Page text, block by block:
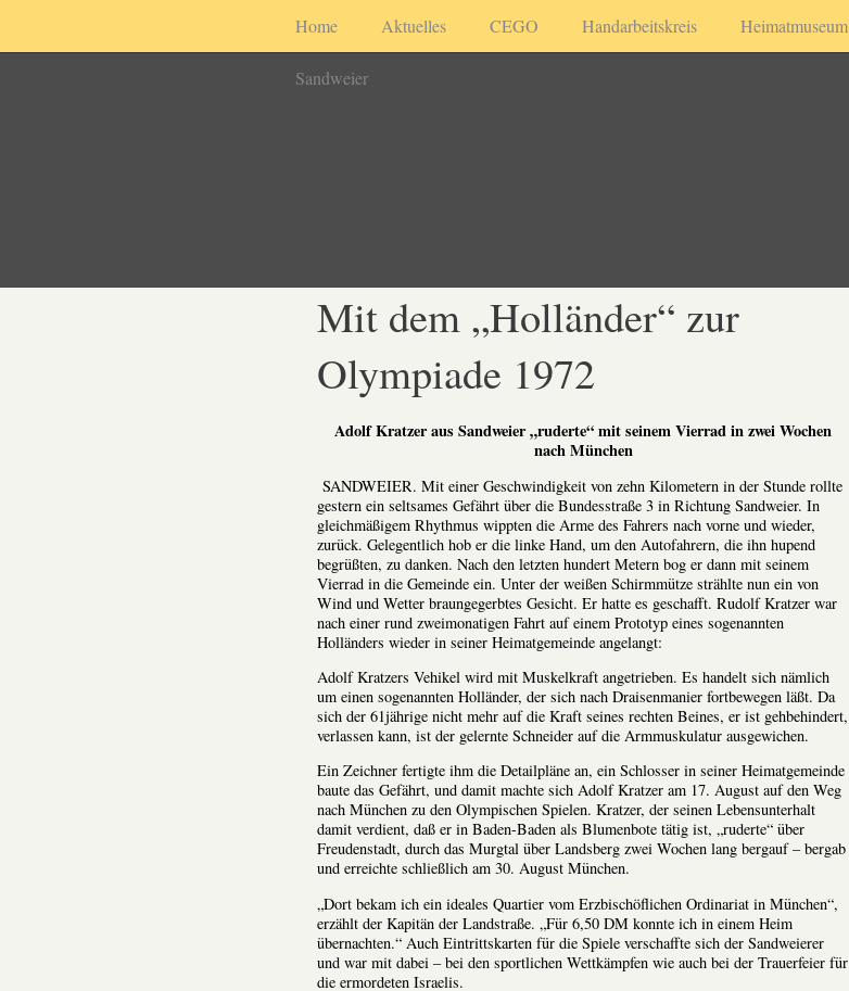
Home Aktuelles CEGO Handarbeitskreis Heimatmuseum
Sandweier
Mit dem „Holländer“ zur
Olympiade 1972
Adolf Kratzer aus Sandweier „ruderte“ mit seinem Vierrad in zwei Wochen
nach München
SANDWEIER. Mit einer Geschwindigkeit von zehn Kilometern in der Stunde rollte
gestern ein seltsames Gefährt über die Bundesstraße 3 in Richtung Sandweier. In
gleichmäßigem Rhythmus wippten die Arme des Fahrers nach vorne und wieder,
zurück. Gelegentlich hob er die linke Hand, um den Autofahrern, die ihn hupend
begrüßten, zu danken. Nach den letzten hundert Metern bog er dann mit seinem
Vierrad in die Gemeinde ein. Unter der weißen Schirmmütze strählte nun ein von
Wind und Wetter braungegerbtes Gesicht. Er hatte es geschafft. Rudolf Kratzer war
nach einer rund zweimonatigen Fahrt auf einem Prototyp eines sogenannten
Holländers wieder in seiner Heimatgemeinde angelangt:
Adolf Kratzers Vehikel wird mit Muskelkraft angetrieben. Es handelt sich nämlich
um einen sogenannten Holländer, der sich nach Draisenmanier fortbewegen läßt. Da
sich der 61jährige nicht mehr auf die Kraft seines rechten Beines, er ist gehbehindert,
verlassen kann, ist der gelernte Schneider auf die Armmuskulatur ausgewichen.
Ein Zeichner fertigte ihm die Detailpläne an, ein Schlosser in seiner Heimatgemeinde
baute das Gefährt, und damit machte sich Adolf Kratzer am 17. August auf den Weg
nach München zu den Olympischen Spielen. Kratzer, der seinen Lebensunterhalt
damit verdient, daß er in Baden-Baden als Blumenbote tätig ist, „ruderte“ über
Freudenstadt, durch das Murgtal über Landsberg zwei Wochen lang bergauf – bergab
und erreichte schließlich am 30. August München.
„Dort bekam ich ein ideales Quartier vom Erzbischöflichen Ordinariat in München“,
erzählt der Kapitän der Landstraße. „Für 6,50 DM konnte ich in einem Heim
übernachten.“ Auch Eintrittskarten für die Spiele verschaffte sich der Sandweierer
und war mit dabei – bei den sportlichen Wettkämpfen wie auch bei der Trauerfeier für
die ermordeten Israelis.